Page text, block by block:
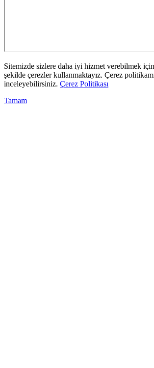
Sitemizde sizlere daha iyi hizmet verebilmek
şekilde çerezler kullanmaktayız. Çerez
inceleyebilirsiniz. Çerez Politikası
Tamam